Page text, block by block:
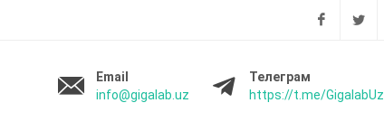
Email
info@gigalab.uz
Телеграм
https://t.me/GigalabUz